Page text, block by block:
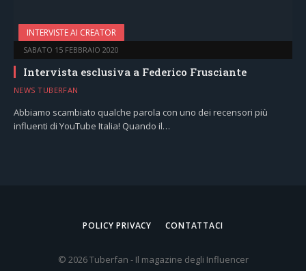
INTERVISTE AI CREATOR
SABATO 15 FEBBRAIO 2020
Intervista esclusiva a Federico Frusciante
NEWS TUBERFAN
Abbiamo scambiato qualche parola con uno dei recensori più
influenti di YouTube Italia! Quando il…
POLICY PRIVACY CONTATTACI
© 2026 Tuberfan - Il magazine degli Influencer